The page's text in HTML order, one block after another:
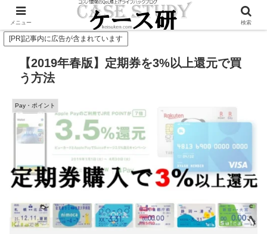
Twitterで毎日お得情報発信中！是非フォローお願いします
[PR]記事内に広告が含まれています
【2019年春版】定期券を3%以上還元で買
う方法
Pay・ポイント
メニュー 検索